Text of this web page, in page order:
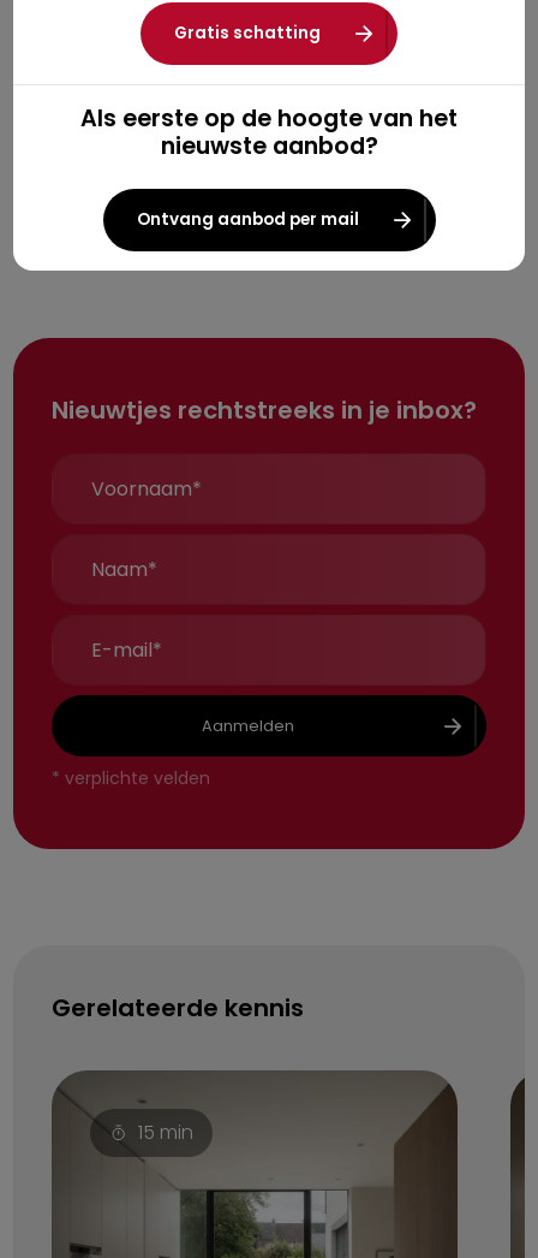
Gratis schatting
Als eerste op de hoogte van het
nieuwste aanbod?
Ontvang aanbod per mail
Wie zich vooraf goed laat informeren, zet met kennis
van zaken de eerste stap richting zijn droomwoning.
Nieuwtjes rechtstreeks in je inbox?
Aanmelden
*verplichte velden
Gerelateerde kennis
15 min